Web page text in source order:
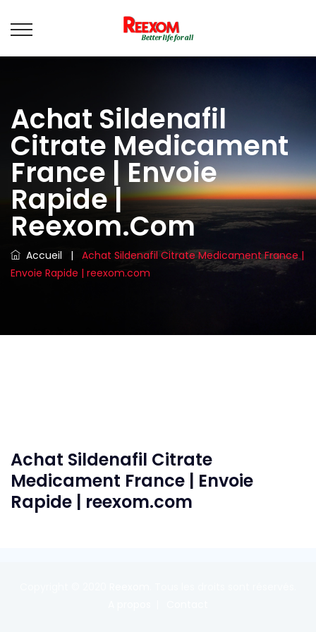
Achat Sildenafil
Citrate Medicament
France | Envoie
Rapide |
Reexom.com
Accueil |
Achat Sildenafil Citrate Medicament France |
Envoie Rapide | reexom.com
Achat Sildenafil Citrate
Medicament France | Envoie
Rapide | reexom.com